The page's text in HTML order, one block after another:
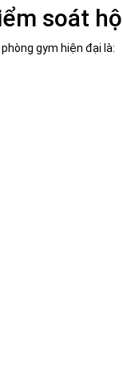
soát
gym hiện đại là: